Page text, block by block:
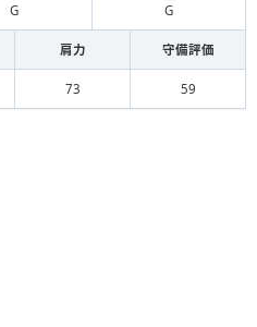
G G
肩力 守備評価
73 59